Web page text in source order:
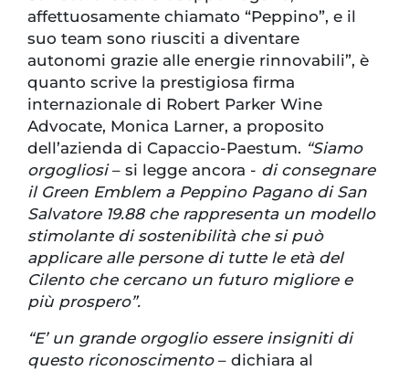
affettuosamente chiamato “Peppino”, e il
suo team sono riusciti a diventare
autonomi grazie alle energie rinnovabili”, è
quanto scrive la prestigiosa firma
internazionale di Robert Parker Wine
Advocate, Monica Larner, a proposito
dell’azienda di Capaccio-Paestum. “Siamo
orgogliosi– si legge ancora - di consegnare
il Green Emblem a Peppino Pagano di San
Salvatore 19.88 che rappresenta un modello
stimolante di sostenibilità che si può
applicare alle persone di tutte le età del
Cilento che cercano un futuro migliore e
più prospero”.
“E’ un grande orgoglio essere insigniti di
questo riconoscimento– dichiara al